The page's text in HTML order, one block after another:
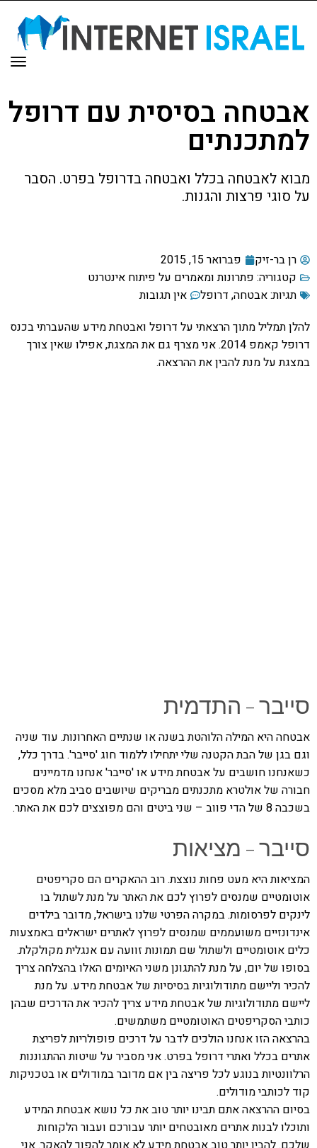
אבטחה בסיסית עם דרופל
למתכנתים
מבוא לאבטחה בכלל ואבטחה בדרופל בפרט. הסבר
על סוגי פרצות והגנות.
רן בר-זיק
פברואר 15, 2015
קטגוריה: פתרונות ומאמרים על פיתוח אינטרנט
תגיות:אבטחה, דרופל
אין תגובות
להלן תמליל מתוך הרצאתי על דרופל ואבטחת מידע שהעברתי בכנס
דרופל קאמפ 2014. אני מצרף גם את המצגת, אפילו שאין צורך
במצגת על מנת להבין את ההרצאה.
סייבר – התדמית
אבטחה היא המילה הלוהטת בשנה או שנתיים האחרונות. עוד שניה
וגם בגן של הבת הקטנה שלי יתחילו ללמוד חוג 'סייבר'. בדרך כלל,
כשאנחנו חושבים על אבטחת מידע או 'סייבר' אנחנו מדמיינים
חבורה של אולטרא מתכנתים מבריקים שיושבים סביב מלא מסכים
בשכבה 8 של הדי פווב – שני ביטים והם מפוצצים לכם את האתר.
סייבר – מציאות
המציאות היא מעט פחות נוצצת. רוב ההאקרים הם סקריפטים
אוטומטיים שמנסים לפרוץ לכם את האתר על מנת לשתול בו
לינקים לפרסומות. במקרה הפרטי שלנו בישראל, מדובר בילדים
אינדונזיים משועממים שמנסים לפרוץ לאתרים ישראלים באמצעות
כלים אוטומטיים ולשתול שם תמונות זוועה עם אנגלית מקולקלת.
בסופו של יום, על מנת להתגונן משני האיומים האלו בהצלחה צריך
להכיר וליישם מתודולוגיות בסיסיות של אבטחת מידע. על מנת
ליישם מתודולוגיות של אבטחת מידע צריך להכיר את הדרכים שבהן
כותבי הסקריפטים האוטומטיים משתמשים.
בהרצאה הזו אנחנו הולכים לדבר על דרכים פופולריות לפריצת
אתרים בכלל ואתרי דרופל בפרט. אני מסביר על שיטות ההתגוננות
הרלוונטיות בנוגע לכל פריצה בין אם מדובר במודולים או בטכניקות
קוד לכותבי מודולים.
בסיום ההרצאה אתם תבינו יותר טוב את כל נושא אבטחת המידע
ותוכלו לבנות אתרים מאובטחים יותר עבורכם ועבור הלקוחות